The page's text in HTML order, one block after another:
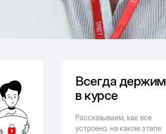
Всегда держим
в курсе
Рассказываем, как все
устроено, на каком этапе